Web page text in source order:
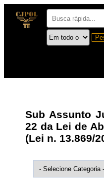
Sub Assunto
22 da Lei de
(Lei n. 13.869/